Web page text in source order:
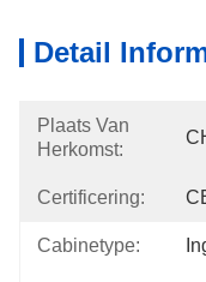
Detail
Plaats Van
Herkomst:
Certificering:
Cabinetype: